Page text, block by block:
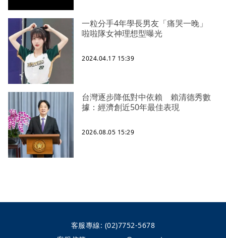
一粒分手4年學長男友「痛哭一晚」
啦啦隊女神理想型曝光
2024.04.17 15:39
台灣逐步降低對中依賴 賴清德秀數
據：經濟創近50年最佳表現
2026.08.05 15:29
客服專線: (02)7752-5678